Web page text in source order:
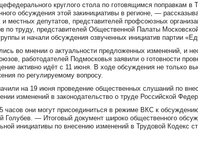
круглого стола по готовящимся поправкам
обсуждения этой закинициативы в регионе, —
депутатов, представителей профсоюзных
по труду, представителей Общественной Палаты
и начали обсуждения озвученных инициатив партии
во мнении о актуальности предложенных изменений, и
работодателей Подмосковья заявили о готовности
активно идёт с 11 июня. В ходе обсуждения не только
по регулируемому вопросу.
на 19 июня проведение общественных слушаний по
изменений в законодательство о труде Российской
они могут присоединиться в режиме ВКС к
— Итоговый документ широко общественного
инициативы по внесению изменений в Трудовой Кодекс